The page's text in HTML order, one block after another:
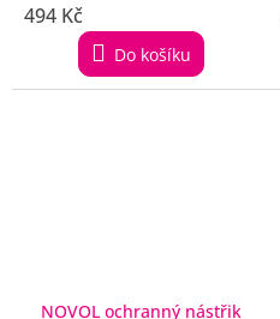
494 Kč
Do košíku
NOVOL ochranný nástřik